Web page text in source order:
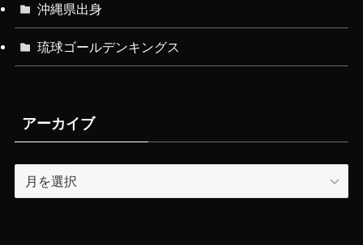
沖縄県出身
琉球ゴールデンキングス
アーカイブ
ー